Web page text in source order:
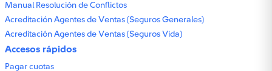
Manual Resolución de Conflictos
Acreditación Agentes de Ventas (Seguros Generales)
Acreditación Agentes de Ventas (Seguros Vida)
Accesos rápidos
Pagar cuotas